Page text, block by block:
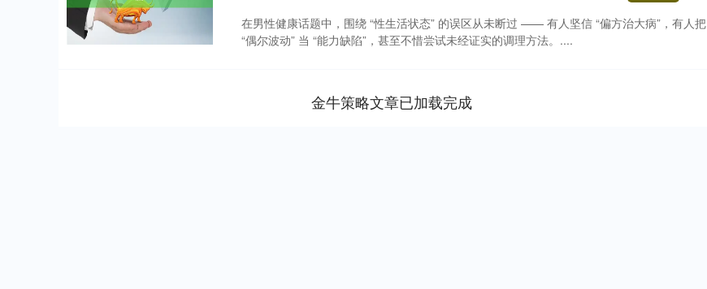
在男性健康话题中，围绕 “性生活状态” 的误区从未断过 —— 有人坚信 “偏方治大病”，有人把
“偶尔波动” 当 “能力缺陷”，甚至不惜尝试未经证实的调理方法。....
金牛策略文章已加载完成